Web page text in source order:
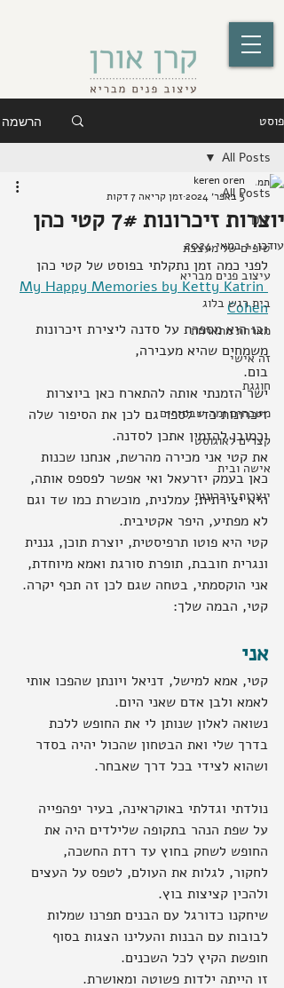
פוסט הרשמה
All Posts
DIY
טיפים של מעצבת
עיצוב פנים מבריא
בית רגש בלוג
מארחת מתארחת
זה אישי
חוגגת
מטבחים ומה שבסירים
קצרים לאוגוסט
אישה ובית
יוצרות זיכרונות
All Posts
יוצרות זיכרונות 7# קטי כהן
keren oren
3 באפר׳ 2024
זמן קריאה 7 דקות
עודכן:1 במאי 2024
לפני כמה זמן נתקלתי בפוסט של קטי כהן
My Happy Memories by Ketty Katrin
Cohen
ובו היא מספרת על סדנה ליצירת זיכרונות
משמחים שהיא מעבירה,
בום.
ישר הזמנתי אותה להתארח כאן ביוצרות
זיכרונות כדי לספר גם לכן את הסיפור שלה
וכמובן להזמין אתכן לסדנה.
את קטי אני מכירה מהרשת, אנחנו שכנות
כאן בעמק יזרעאל ואי אפשר לפספס אותה,
היא יצירתית, עמלנית, מוכשרת כמו שד וגם
לא מפתיע, היפר אקטיבית.
קטי היא פוטו תרפיסטית, יוצרת תוכן, גננית
ונגרית חובבת, תופרת סורגת ואמא מיוחדת,
אני הוקסמתי, בטחה שגם לכן זה תכף יקרה.
קטי, הבמה שלך:
אני
קטי, אמא למישל, דניאל ויונתן שהפכו אותי
לאמא ולבן אדם שאני היום.
נשואה לאלון שנותן לי את החופש ללכת
בדרך שלי ואת הבטחון שהכול יהיה בסדר
ושהוא לצידי בכל דרך שאבחר.
נולדתי וגדלתי באוקראינה, בעיר יפהפייה
על שפת הנהר בתקופה שלילדים היה את
החופש לשחק בחוץ עד רדת החשכה,
לחקור, לגלות את העולם, לטפס על העצים
ולהכין קציצות בוץ.
שיחקנו כדורגל עם הבנים תפרנו שמלות
לבובות עם הבנות והעלינו הצגות בסוף
חופשת הקיץ לכל השכנים.
זו הייתה ילדות פשוטה ומאושרת.